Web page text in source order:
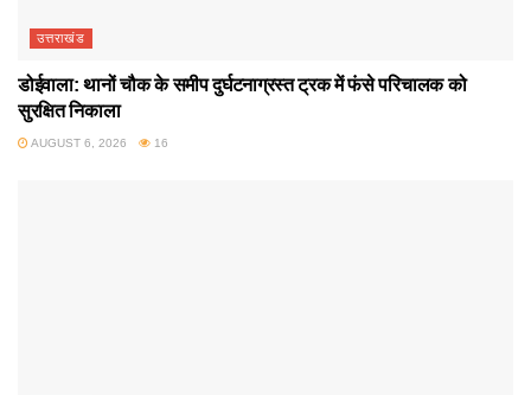
उत्तराखंड
डोईवाला: थानों चौक के समीप दुर्घटनाग्रस्त ट्रक में फंसे परिचालक को
सुरक्षित निकाला
AUGUST 6, 2026 16